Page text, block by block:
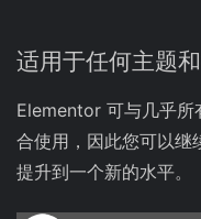
适用于任何主题
Elementor 可与几乎所
合使用，因此您可以继
提升到一个新的水平。